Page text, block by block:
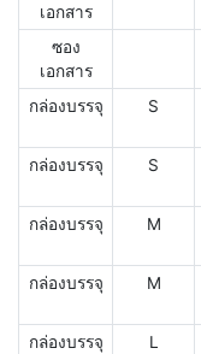
เอกสาร
ซอง
เอกสาร
กล่องบรรจุ S
กล่องบรรจุ S
กล่องบรรจุ M
กล่องบรรจุ M
กล่องบรรจุ L